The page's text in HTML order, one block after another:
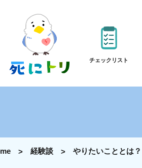
チェックリスト
経験談 やりたいこととは？